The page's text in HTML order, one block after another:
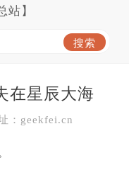
站】
在星辰大海
：geekfei.cn